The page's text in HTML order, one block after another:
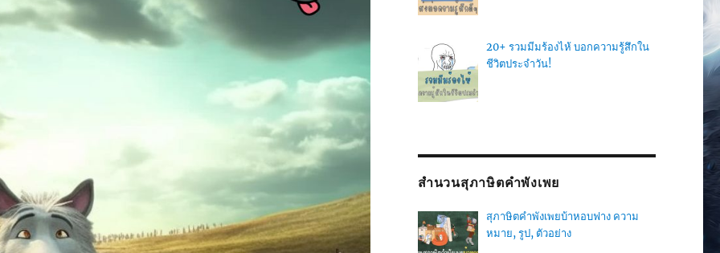
20+ รวมมีมร้องไห้ บอกความรู้สึกใน
ชีวิตประจำวัน!
สำนวนสุภาษิตคำพังเพย
สุภาษิตคำพังเพยบ้าหอบฟาง ความ
หมาย, รูป, ตัวอย่าง